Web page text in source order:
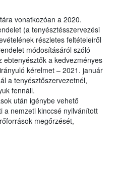
vonatkozóan a 2020.
(a tenyésztésszervezési
részletes feltételeiről
módosításáról szóló
a kedvezményes
kérelmet – 2021. január
a tenyésztőszervezetnél,
fennáll.
után igénybe vehető
a nemzeti kinccsé nyilvánított
megőrzését,